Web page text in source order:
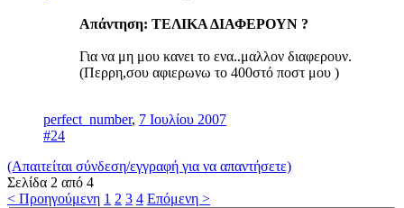
Απάντηση: ΤΕΛΙΚΑ ΔΙΑΦΕΡΟΥΝ ?
Για να μη μου κανει το ενα..μαλλον διαφερουν.
(Περρη,σου αφιερωνω το 400στό ποστ μου )
perfect_number, 7 Ιουλίου 2007
#24
(Απαιτείται σύνδεση/εγγραφή για να απαντήσετε)
Σελίδα 2 από 4
< Προηγούμενη 1 2 3 4 Επόμενη >